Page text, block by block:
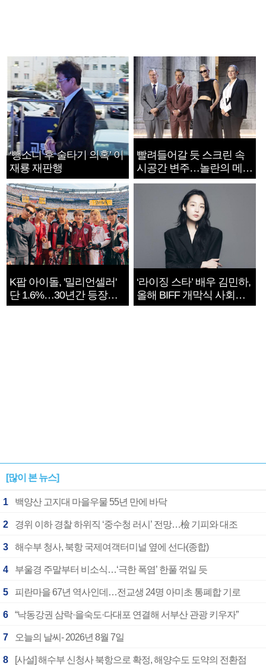
‘뺑소니 후 술타기 의혹’ 이
재룡 재판행
빨려들어갈 듯 스크린 속
시공간 변주…놀란의 메시
지는 ‘전쟁 속죄’
K팝 아이돌, '밀리언셀러'
단 1.6%…30년간 등장
1182개팀 전수조사
‘라이징 스타’ 배우 김민하,
올해 BIFF 개막식 사회자
확정
[많이 본 뉴스]
1 백양산 고지대 마을우물 55년 만에 바닥
2 경위 이하 경찰 하위직 ‘중수청 러시’ 전망…檢 기피와 대조
3 해수부 청사, 북항 국제여객터미널 옆에 선다(종합)
4 부울경 주말부터 비소식…‘극한 폭염’ 한풀 꺾일 듯
5 피란마을 67년 역사인데…전교생 24명 아미초 통폐합 기로
6 “낙동강권 삼락·을숙도·다대포 연결해 서부산 관광 키우자”
7 오늘의 날씨- 2026년 8월 7일
8 [사설] 해수부 신청사 북항으로 확정, 해양수도 도약의 전환점